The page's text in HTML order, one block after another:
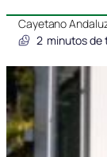
Cayetano
2 minutos de